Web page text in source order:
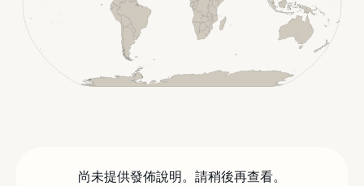
尚未提供發佈說明。請稍後再查看。